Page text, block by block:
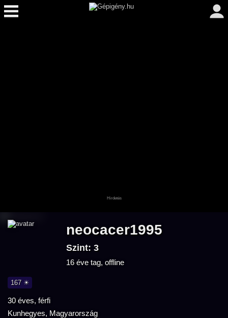
neocacer1995
Szint: 3
16 éve tag, offline
167 ☀
30 éves, férfi
Kunhegyes, Magyarország